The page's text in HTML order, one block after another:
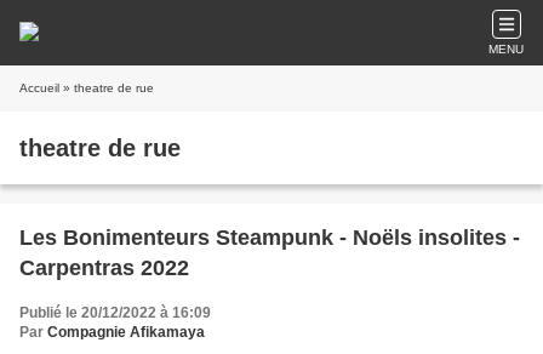
MENU
Accueil » theatre de rue
theatre de rue
Les Bonimenteurs Steampunk - Noëls insolites -
Carpentras 2022
Publié le 20/12/2022 à 16:09
Par Compagnie Afikamaya